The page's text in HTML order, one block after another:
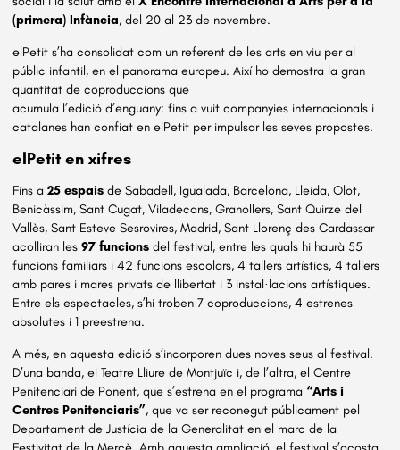
(primera) Infància, del 20 al 23 de novembre.
elPetit s’ha consolidat com un referent de les arts en viu per al
públic infantil, en el panorama europeu. Així ho demostra la gran
quantitat de coproduccions que
acumula l’edició d’enguany: fins a vuit companyies internacionals i
catalanes han confiat en elPetit per impulsar les seves propostes.
elPetit en xifres
Fins a25 espais de Sabadell, Igualada, Barcelona, Lleida, Olot,
Benicàssim, Sant Cugat, Viladecans, Granollers, Sant Quirze del
Vallès, Sant Esteve Sesrovires, Madrid, Sant Llorenç des Cardassar
acolliran les97 funcions del festival, entre les quals hi haurà 55
funcions familiars i 42 funcions escolars, 4 tallers artístics, 4 tallers
amb pares i mares privats de llibertat i 3 instal·lacions artístiques.
Entre els espectacles, s’hi troben 7 coproduccions, 4 estrenes
absolutes i 1 preestrena.
A més, en aquesta edició s’incorporen dues noves seus al festival.
D’una banda, el Teatre Lliure de Montjuïc i, de l’altra, el Centre
Penitenciari de Ponent, que s’estrena en el programa “Arts i
Centres Penitenciaris”, que va ser reconegut públicament pel
Departament de Justícia de la Generalitat en el marc de la